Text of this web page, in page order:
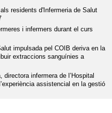
residents d'Infermeria de Salut
i infermers durant el curs
impulsada pel COIB deriva en la
extraccions sanguínies a
infermera de l’Hospital
assistencial en la gestió